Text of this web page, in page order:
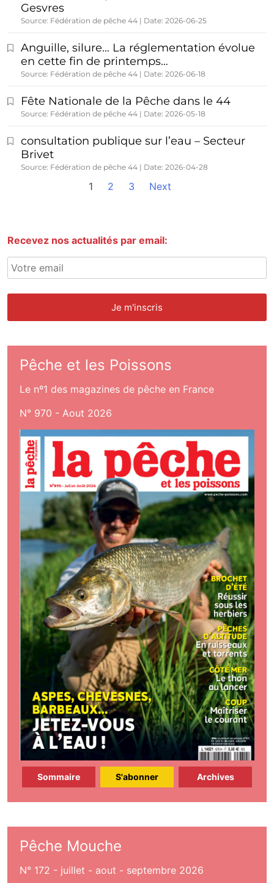
Gesvres
Source: Fédération de pêche 44 Date: 2026-06-25
Anguille, silure… La réglementation évolue
en cette fin de printemps…
Source: Fédération de pêche 44 Date: 2026-06-18
Fête Nationale de la Pêche dans le 44
Source: Fédération de pêche 44 Date: 2026-05-18
consultation publique sur l’eau – Secteur
Brivet
Source: Fédération de pêche 44 Date: 2026-04-28
1 2 3 Next
Recevez nos actualités par email:
Pêche et les Poissons
Le nº1 des magazines de pêche en France
N° 970 - Aout 2026
Sommaire S'abonner Archives
Pêche Mouche
N° 172 - juillet - aout - septembre 2026